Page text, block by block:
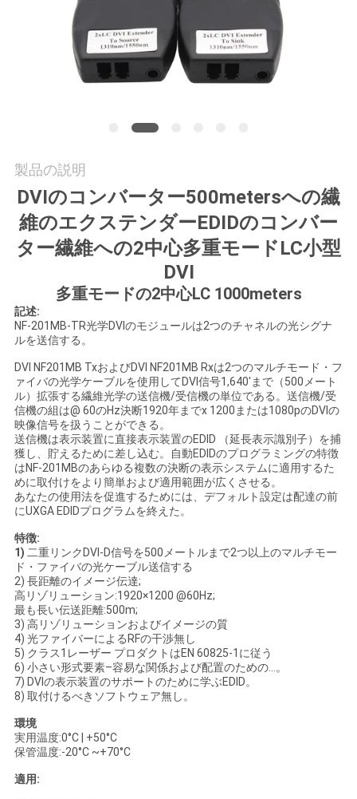
絡
し
な
い
ニ
ュ
ー
ス
引
用
を
要
求
し
な
さ
い
製品の説明
DVIのコンバーター500metersへの繊
維のエクステンダーEDIDのコンバー
ター繊維への2中心多重モードLC小型
DVI
多重モードの2中心LC 1000meters
記述:
NF-201MB-TR光学DVIのモジュールは2つのチャネルの光シグナ
ルを送信する。
DVI NF201MB TxおよびDVI NF201MB Rxは2つのマルチモード・フ
ァイバの光学ケーブルを使用してDVI信号1,640'まで（500メート
ル）拡張する繊維光学の送信機/受信機の単位である。送信機/受
信機の組は@ 60のHz決断1920年までx 1200または1080pのDVIの
映像信号を扱うことができる。
送信機は表示装置に直接表示装置のEDID （延長表示識別子）を捕
獲し、貯えるために差し込む。自動EDIDのプログラミングの特徴
はNF-201MBのあらゆる複数の決断の表示システムに適用するた
めに取付けをより簡単および適用範囲が広くさせる。
あなたの使用法を促進するためには、デフォルト設定は配達の前
にUXGA EDIDプログラムを終えた。
特徴:
1) 二重リンクDVI-D信号を500メートルまで2つ以上のマルチモー
ド・ファイバの光ケーブル送信する
2) 長距離のイメージ伝達;
高リゾリューション:1920×1200 @60Hz;
最も長い伝送距離:500m;
3) 高リゾリューションおよびイメージの質
4) 光ファイバーによるRFの干渉無し
5) クラス1レーザー プロダクトはEN 60825-1に従う
6) 小さい形式要素–容易な関係および配置のための…。
7) DVIの表示装置のサポートのために学ぶEDID。
8) 取付けるべきソフトウェア無し。
環境
実用温度:0°C | +50°C
保管温度:-20°C ~+70°C
適用: